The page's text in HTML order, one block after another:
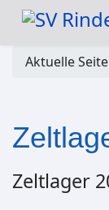
Aktuelle
Zeltlager